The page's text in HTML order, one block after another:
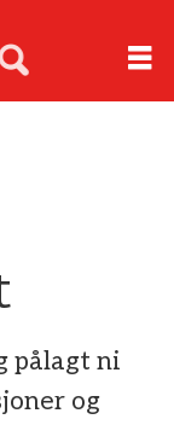
pålagt ni
og